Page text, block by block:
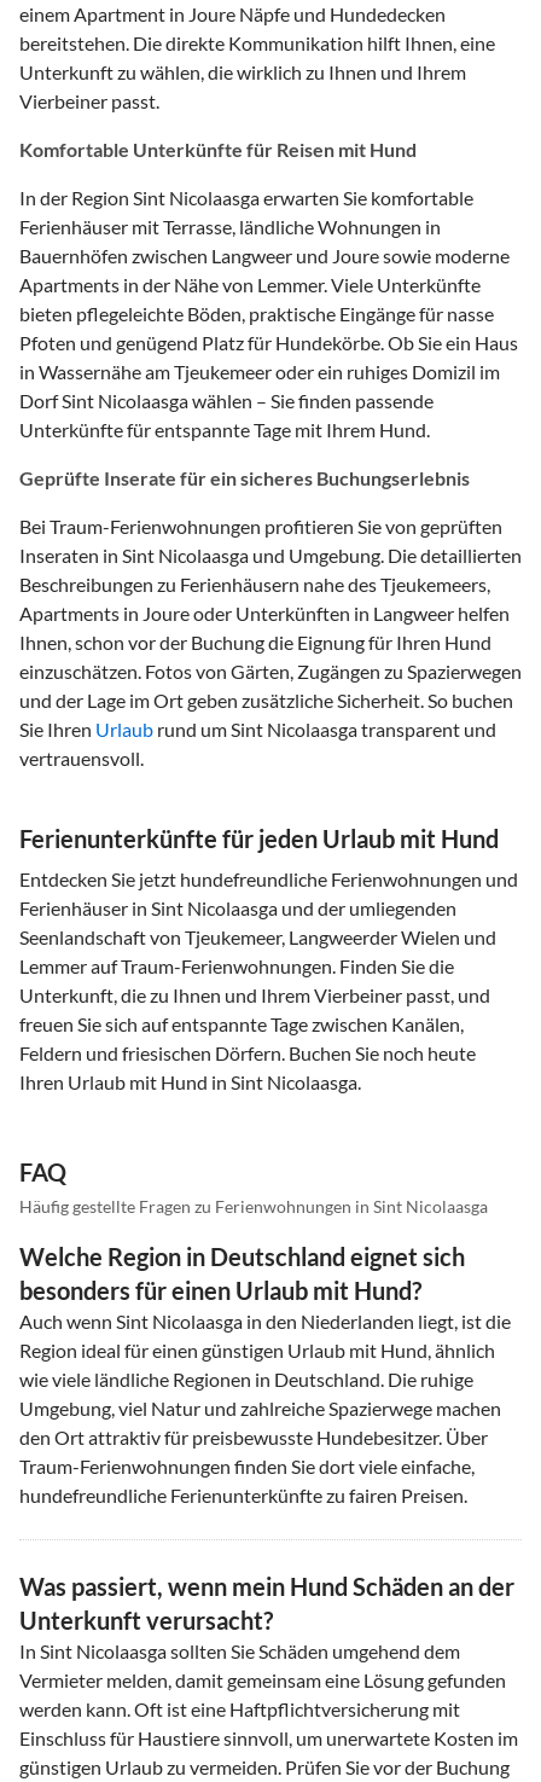
einem Apartment in Joure Näpfe und Hundedecken
bereitstehen. Die direkte Kommunikation hilft Ihnen, eine
Unterkunft zu wählen, die wirklich zu Ihnen und Ihrem
Vierbeiner passt.
Komfortable Unterkünfte für Reisen mit Hund
In der Region Sint Nicolaasga erwarten Sie komfortable
Ferienhäuser mit Terrasse, ländliche Wohnungen in
Bauernhöfen zwischen Langweer und Joure sowie moderne
Apartments in der Nähe von Lemmer. Viele Unterkünfte
bieten pflegeleichte Böden, praktische Eingänge für nasse
Pfoten und genügend Platz für Hundekörbe. Ob Sie ein Haus
in Wassernähe am Tjeukemeer oder ein ruhiges Domizil im
Dorf Sint Nicolaasga wählen – Sie finden passende
Unterkünfte für entspannte Tage mit Ihrem Hund.
Geprüfte Inserate für ein sicheres Buchungserlebnis
Bei Traum-Ferienwohnungen profitieren Sie von geprüften
Inseraten in Sint Nicolaasga und Umgebung. Die detaillierten
Beschreibungen zu Ferienhäusern nahe des Tjeukemeers,
Apartments in Joure oder Unterkünften in Langweer helfen
Ihnen, schon vor der Buchung die Eignung für Ihren Hund
einzuschätzen. Fotos von Gärten, Zugängen zu Spazierwegen
und der Lage im Ort geben zusätzliche Sicherheit. So buchen
Sie Ihren Urlaub rund um Sint Nicolaasga transparent und
vertrauensvoll.
Ferienunterkünfte für jeden Urlaub mit Hund
Entdecken Sie jetzt hundefreundliche Ferienwohnungen und
Ferienhäuser in Sint Nicolaasga und der umliegenden
Seenlandschaft von Tjeukemeer, Langweerder Wielen und
Lemmer auf Traum-Ferienwohnungen. Finden Sie die
Unterkunft, die zu Ihnen und Ihrem Vierbeiner passt, und
freuen Sie sich auf entspannte Tage zwischen Kanälen,
Feldern und friesischen Dörfern. Buchen Sie noch heute
Ihren Urlaub mit Hund in Sint Nicolaasga.
FAQ
Häufig gestellte Fragen zu Ferienwohnungen in Sint Nicolaasga
Welche Region in Deutschland eignet sich
besonders für einen Urlaub mit Hund?
Auch wenn Sint Nicolaasga in den Niederlanden liegt, ist die
Region ideal für einen günstigen Urlaub mit Hund, ähnlich
wie viele ländliche Regionen in Deutschland. Die ruhige
Umgebung, viel Natur und zahlreiche Spazierwege machen
den Ort attraktiv für preisbewusste Hundebesitzer. Über
Traum-Ferienwohnungen finden Sie dort viele einfache,
hundefreundliche Ferienunterkünfte zu fairen Preisen.
Was passiert, wenn mein Hund Schäden an der
Unterkunft verursacht?
In Sint Nicolaasga sollten Sie Schäden umgehend dem
Vermieter melden, damit gemeinsam eine Lösung gefunden
werden kann. Oft ist eine Haftpflichtversicherung mit
Einschluss für Haustiere sinnvoll, um unerwartete Kosten im
günstigen Urlaub zu vermeiden. Prüfen Sie vor der Buchung